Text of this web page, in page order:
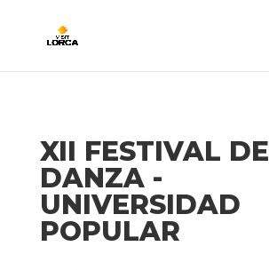
XII FESTIVAL DE
DANZA -
UNIVERSIDAD
POPULAR